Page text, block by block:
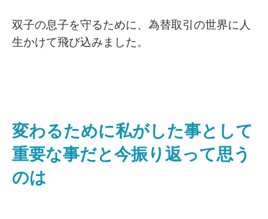
双子の息子を守るために、為替取引の世界に人
生かけて飛び込みました。
変わるために私がした事として
重要な事だと今振り返って思う
のは